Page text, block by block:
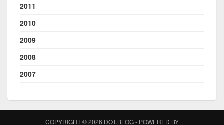
2011
2010
2009
2008
2007
COPYRIGHT © 2026 DOT.BLOG - POWERED BY